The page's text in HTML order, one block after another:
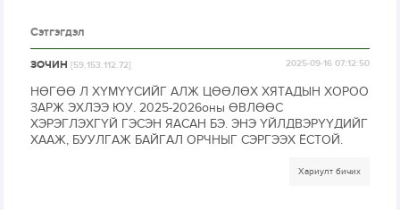
Сэтгэгдэл
ЗОЧИН[59.153.112.72] 2025-09-16 07:12:50
НӨГӨӨ Л ХҮМҮҮСИЙГ АЛЖ ЦӨӨЛӨХ ХЯТАДЫН ХОРОО
ЗАРЖ ЭХЛЭЭ ЮУ. 2025-2026оны ӨВЛӨӨС
ХЭРЭГЛЭХГҮЙ ГЭСЭН ЯАСАН БЭ. ЭНЭ ҮЙЛДВЭРҮҮДИЙГ
ХААЖ, БУУЛГАЖ БАЙГАЛ ОРЧНЫГ СЭРГЭЭХ ЁСТОЙ.
Хариулт бичих